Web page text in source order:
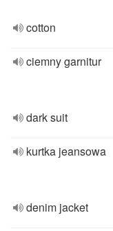
cotton
ciemny garnitur
dark suit
kurtka jeansowa
denim jacket